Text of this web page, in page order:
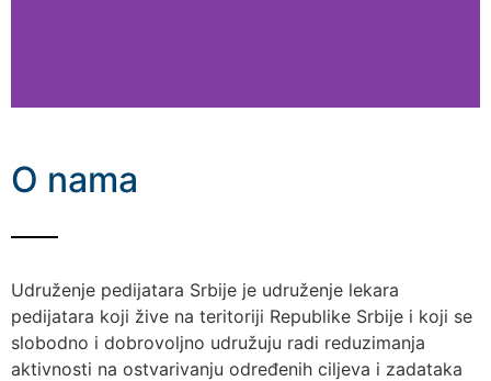
O nama
Udruženje pedijatara Srbije je udruženje lekara
pedijatara koji žive na teritoriji Republike Srbije i koji se
slobodno i dobrovoljno udružuju radi reduzimanja
aktivnosti na ostvarivanju određenih ciljeva i zadataka